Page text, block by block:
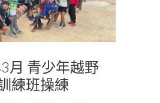
月 青少年越野
練班操練